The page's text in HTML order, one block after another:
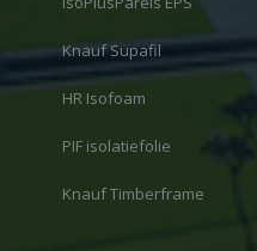
Knauf Supafil
HR Isofoam
PIF isolatiefolie
Knauf Timberframe